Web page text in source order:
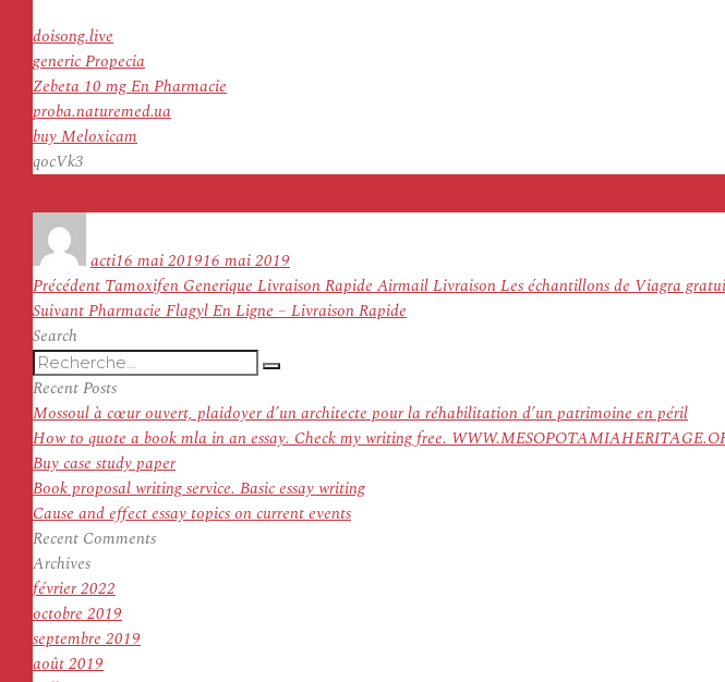
doisong.live
generic Propecia
Zebeta 10 mg En Pharmacie
proba.naturemed.ua
buy Meloxicam
qocVk3
actile
16 mai 201916 mai 2019
Navigation
de
l’article
Précédent Article
précédent :
Tamoxifen Generique Livraison Rapide Airmail Livraison Les échantillons de Viagra
SuivantArticle
Pharmacie Flagyl En Ligne – Livraison Rapide
Search
Recherche
pour
:
Recherche
Recent Posts
Mossoul à cœur ouvert, plaidoyer d’un architecte pour la réhabilitation d’un patrimoine en péril
How to quote a book mla in an essay. Check my writing free.
Buy case study paper
Book proposal writing service. Basic essay writing
Cause and effect essay topics on current events
Recent Comments
Archives
février 2022
octobre 2019
septembre 2019
août 2019